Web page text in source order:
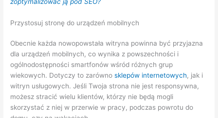
Przystosuj stronę do urządzeń mobilnych
Obecnie każda nowopowstała witryna powinna być przyjazna
dla urządzeń mobilnych, co wynika z powszechności i
ogólnodostępności smartfonów wśród różnych grup
wiekowych. Dotyczy to zarównosklepów internetowych, jak i
witryn usługowych. Jeśli Twoja strona nie jest responsywna,
możesz stracić wielu klientów, którzy nie będą mogli
skorzystać z niej w przerwie w pracy, podczas powrotu do